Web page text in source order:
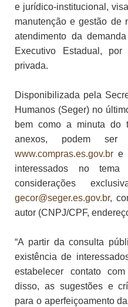
e jurídico-institucional,
manutenção e gestão de
atendimento da
Executivo Estadual,
privada.
Disponibilizada pela
Humanos (Seger) no
bem como a minuta do
anexos, podem ser
www.compras.es.gov.br e
interessados no tema
considerações
gecor@seger.es.gov.br,
autor (CNPJ/CPF,
“A partir da consulta
existência de
estabelecer contato
disso, as sugestões e
para o aperfeiçoamento